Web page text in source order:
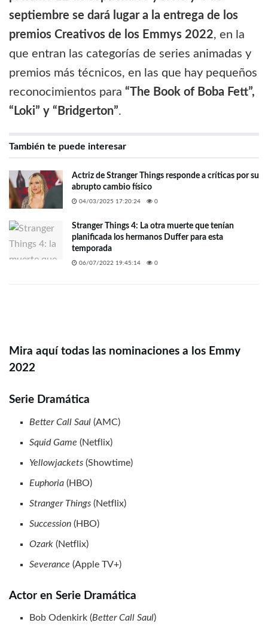
septiembre se dará lugar a la entrega de los
premios Creativos de los Emmys 2022, en la
que entran las categorías de series animadas y
premios más técnicos, en las que hay pequeños
reconocimientos para “The Book of Boba Fett”,
“Loki” y “Bridgerton”.
También te puede interesar
Actriz de Stranger Things responde a críticas por su
abrupto cambio físico
04/03/2025 17:20:24 0
Stranger Things 4: La otra muerte que tenían
planificada los hermanos Duffer para esta
temporada
06/07/2022 19:45:14 0
Mira aquí todas las nominaciones a los Emmy
2022
Serie Dramática
Better Call Saul (AMC)
Squid Game (Netflix)
Yellowjackets (Showtime)
Euphoria(HBO)
Stranger Things (Netflix)
Succession(HBO)
Ozark(Netflix)
Severance(Apple TV+)
Actor en Serie Dramática
Bob Odenkirk (Better Call Saul)